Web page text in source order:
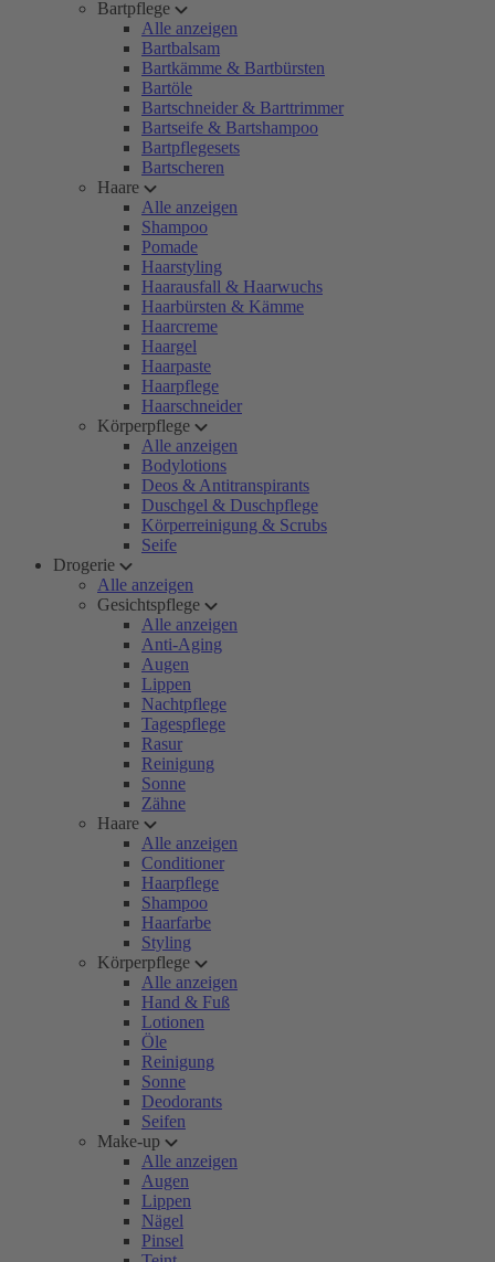
Bartpflege
Alle anzeigen
Bartbalsam
Bartkämme & Bartbürsten
Bartöle
Bartschneider & Barttrimmer
Bartseife & Bartshampoo
Bartpflegesets
Bartscheren
Haare
Alle anzeigen
Shampoo
Pomade
Haarstyling
Haarausfall & Haarwuchs
Haarbürsten & Kämme
Haarcreme
Haargel
Haarpaste
Haarpflege
Haarschneider
Körperpflege
Alle anzeigen
Bodylotions
Deos & Antitranspirants
Duschgel & Duschpflege
Körperreinigung & Scrubs
Seife
Drogerie
Alle anzeigen
Gesichtspflege
Alle anzeigen
Anti-Aging
Augen
Lippen
Nachtpflege
Tagespflege
Rasur
Reinigung
Sonne
Zähne
Haare
Alle anzeigen
Conditioner
Haarpflege
Shampoo
Haarfarbe
Styling
Körperpflege
Alle anzeigen
Hand & Fuß
Lotionen
Öle
Reinigung
Sonne
Deodorants
Seifen
Make-up
Alle anzeigen
Augen
Lippen
Nägel
Pinsel